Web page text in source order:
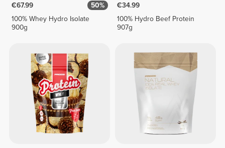
€67.99
50%
100% Whey Hydro Isolate
900g
€34.99
100% Hydro Beef Protein
907g